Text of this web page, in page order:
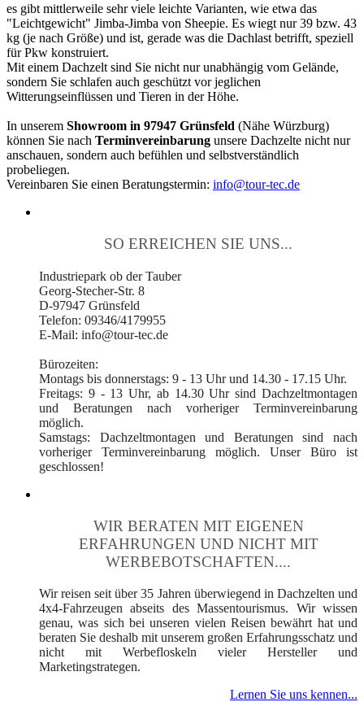
es gibt mittlerweile sehr viele leichte Varianten, wie etwa das
"Leichtgewicht" Jimba-Jimba von Sheepie. Es wiegt nur 39 bzw. 43
kg (je nach Größe) und ist, gerade was die Dachlast betrifft, speziell
für Pkw konstruiert.
Mit einem Dachzelt sind Sie nicht nur unabhängig vom Gelände,
sondern Sie schlafen auch geschützt vor jeglichen
Witterungseinflüssen und Tieren in der Höhe.
In unserem Showroom in 97947 Grünsfeld (Nähe Würzburg)
können Sie nach Terminvereinbarung unsere Dachzelte nicht nur
anschauen, sondern auch befühlen und selbstverständlich
probeliegen.
Vereinbaren Sie einen Beratungstermin: info@tour-tec.de
SO ERREICHEN SIE UNS...
Industriepark ob der Tauber
Georg-Stecher-Str. 8
D-97947 Grünsfeld
Telefon: 09346/4179955
E-Mail: info@tour-tec.de
Bürozeiten:
Montags bis donnerstags: 9 - 13 Uhr und 14.30 - 17.15 Uhr.
Freitags: 9 - 13 Uhr, ab 14.30 Uhr sind Dachzeltmontagen
und Beratungen nach vorheriger Terminvereinbarung
möglich.
Samstags: Dachzeltmontagen und Beratungen sind nach
vorheriger Terminvereinbarung möglich. Unser Büro ist
geschlossen!
WIR BERATEN MIT EIGENEN
ERFAHRUNGEN UND NICHT MIT
WERBEBOTSCHAFTEN....
Wir reisen seit über 35 Jahren überwiegend in Dachzelten und
4x4-Fahrzeugen abseits des Massentourismus. Wir wissen
genau, was sich bei unseren vielen Reisen bewährt hat und
beraten Sie deshalb mit unserem großen Erfahrungsschatz und
nicht mit Werbefloskeln vieler Hersteller und
Marketingstrategen.
Lernen Sie uns kennen...